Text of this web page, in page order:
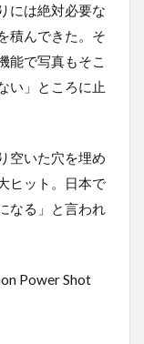
には絶対必要な
積んできた。そ
能で写真もそこ
い」ところに止
空いた穴を埋め
ヒット。日本で
なる」と言われ
Power Shot